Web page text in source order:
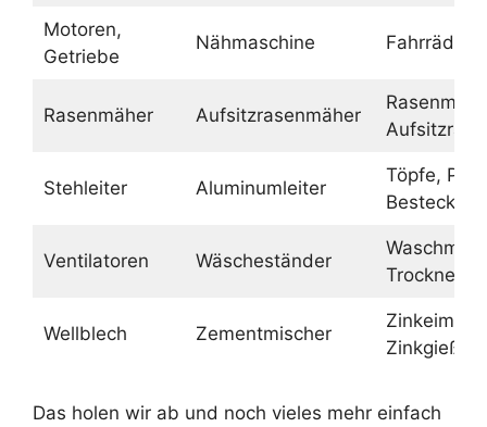
Motoren,
Getriebe
Nähmaschine Fahrräder
Rasenmäher Aufsitzrasenmäher
Stehleiter Aluminumleiter
Töpfe,
Besteck
Ventilatoren Wäscheständer
Trockner
Wellblech Zementmischer
Zinkeimer,
Das holen wir ab und noch vieles mehr einfach